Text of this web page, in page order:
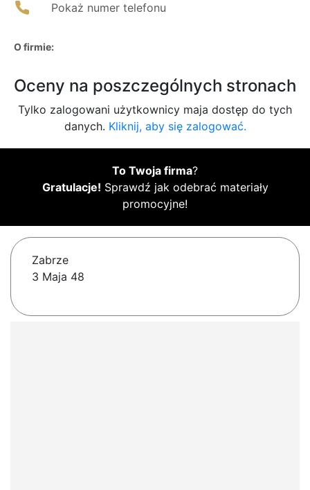
Pokaż numer telefonu
O firmie:
Oceny na poszczególnych stronach
Tylko zalogowani użytkownicy maja dostęp do tych
danych. Kliknij, aby się zalogować.
To Twoja firma?
Gratulacje! Sprawdź jak odebrać materiały
promocyjne!
Zabrze
3 Maja 48